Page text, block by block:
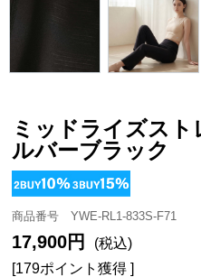
ミッドライズス
ルバーブラック
商品番号 YWE-RL1-833S-F71
17,900円
(税込)
[179ポイント獲得 ]